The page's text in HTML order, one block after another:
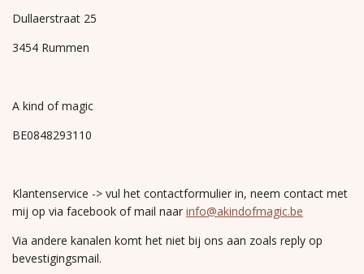
Dullaerstraat 25
3454 Rummen
A kind of magic
BE0848293110
Klantenservice -> vul het contactformulier in, neem contact met
mij op via facebook of mail naar info@akindofmagic.be
Via andere kanalen komt het niet bij ons aan zoals reply op
bevestigingsmail.